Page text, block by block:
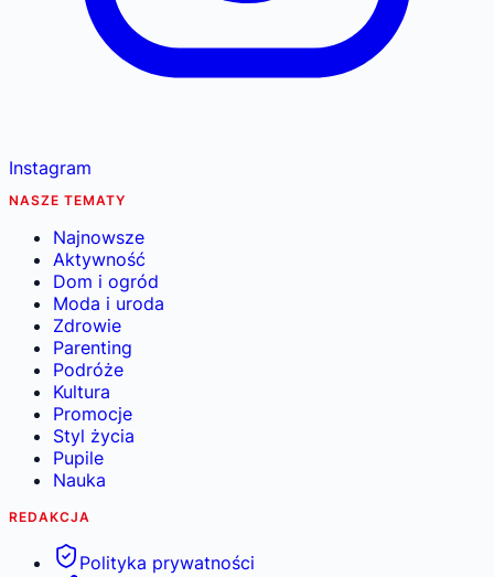
Instagram
NASZE TEMATY
Najnowsze
Aktywność
Dom i ogród
Moda i uroda
Zdrowie
Parenting
Podróże
Kultura
Promocje
Styl życia
Pupile
Nauka
REDAKCJA
Polityka prywatności